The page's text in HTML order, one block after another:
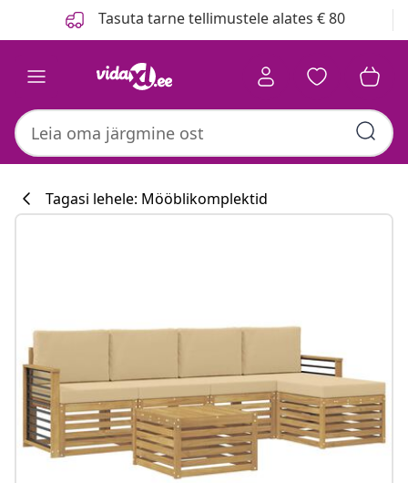
Tasuta tarne tellimustele alates € 80
Tagasi lehele: Mööblikomplektid